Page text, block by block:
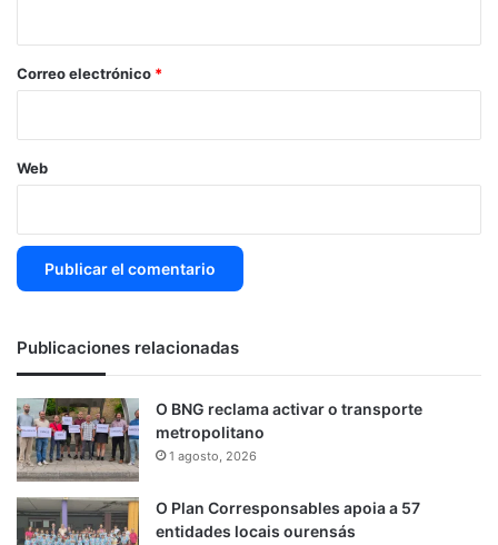
*
Correo electrónico *
Web
Publicaciones relacionadas
O BNG reclama activar o transporte
metropolitano
1 agosto, 2026
O Plan Corresponsables apoia a 57
entidades locais ourensás